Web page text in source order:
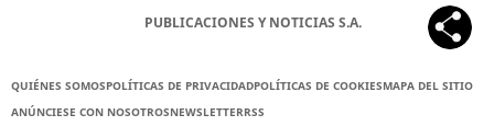
PUBLICACIONES Y NOTICIAS S.A.
QUIÉNES SOMOSPOLÍTICAS DE PRIVACIDADPOLÍTICAS DE COOKIESMAPA DEL SITIO
ANÚNCIESE CON NOSOTROSNEWSLETTERRSS